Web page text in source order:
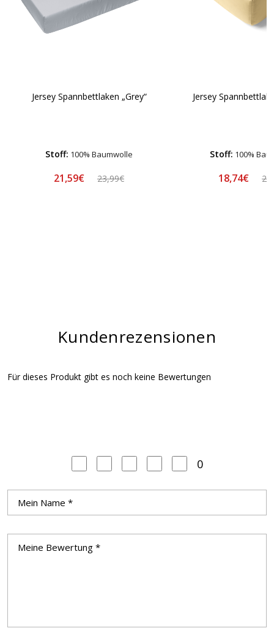
Jersey Spannbettlaken „Grey“
Stoff: 100% Baumwolle
21,59€ 23,99€
Jersey
Stoff: 100%
18,74€
Kundenrezensionen
Für dieses Produkt gibt es noch keine Bewertungen
0